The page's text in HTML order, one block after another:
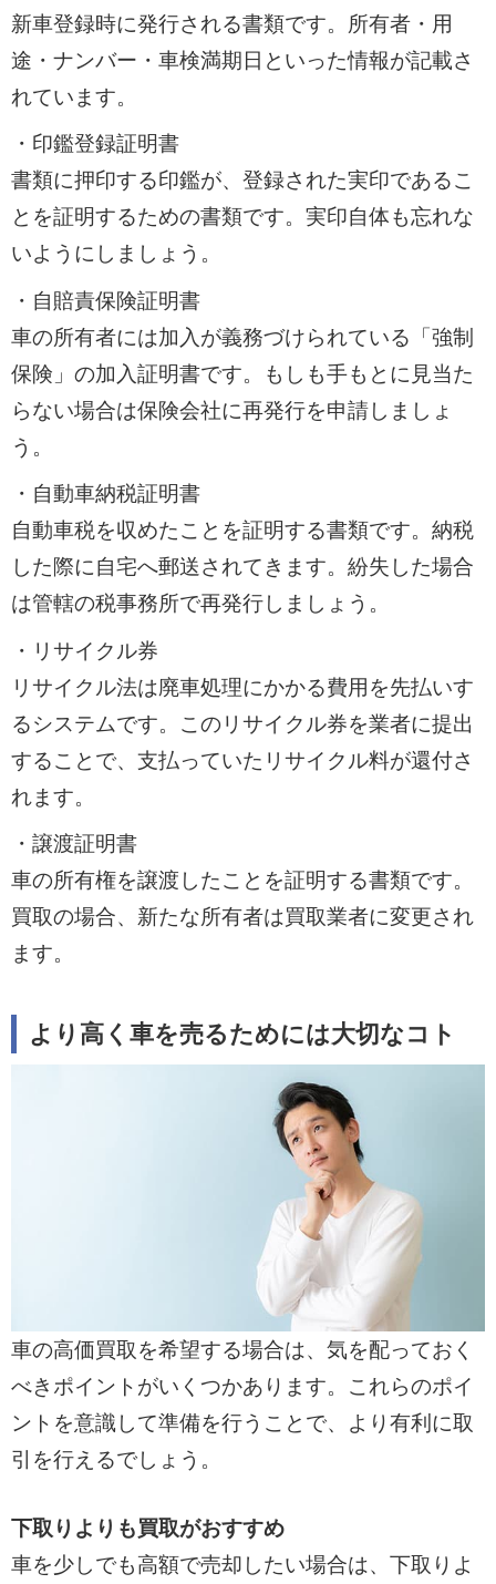
新車登録時に発行される書類です。所有者・用
途・ナンバー・車検満期日といった情報が記載さ
れています。
・印鑑登録証明書
書類に押印する印鑑が、登録された実印であるこ
とを証明するための書類です。実印自体も忘れな
いようにしましょう。
・自賠責保険証明書
車の所有者には加入が義務づけられている「強制
保険」の加入証明書です。もしも手もとに見当た
らない場合は保険会社に再発行を申請しましょ
う。
・自動車納税証明書
自動車税を収めたことを証明する書類です。納税
した際に自宅へ郵送されてきます。紛失した場合
は管轄の税事務所で再発行しましょう。
・リサイクル券
リサイクル法は廃車処理にかかる費用を先払いす
るシステムです。このリサイクル券を業者に提出
することで、支払っていたリサイクル料が還付さ
れます。
・譲渡証明書
車の所有権を譲渡したことを証明する書類です。
買取の場合、新たな所有者は買取業者に変更され
ます。
より高く車を売るためには大切なコト
車の高価買取を希望する場合は、気を配っておく
べきポイントがいくつかあります。これらのポイ
ントを意識して準備を行うことで、より有利に取
引を行えるでしょう。
下取りよりも買取がおすすめ
車を少しでも高額で売却したい場合は、下取りよ